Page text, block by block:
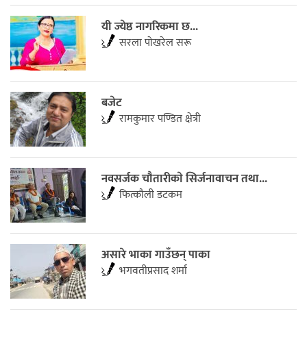
यी ज्येष्ठ नागरिकमा छ...
सरला पाेखरेल सरू
बजेट
रामकुमार पण्डित क्षेत्री
नवसर्जक चाैतारीकाे सिर्जनावाचन तथा...
फित्काैली डटकम
असारे भाका गाउँछन् पाका
भगवतीप्रसाद शर्मा